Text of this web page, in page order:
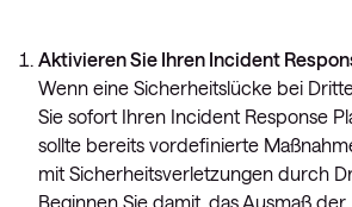
Aktivieren Sie Ihren Incident
Wenn eine Sicherheitslücke bei
Sie sofort Ihren Incident Response
sollte bereits vordefinierte
mit Sicherheitsverletzungen durch
Beginnen Sie damit, das Ausmaß der